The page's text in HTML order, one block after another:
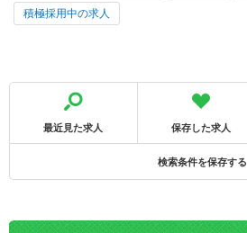
積極採用中の求人
最近見た求人 保存した求人
検索条件を保存する